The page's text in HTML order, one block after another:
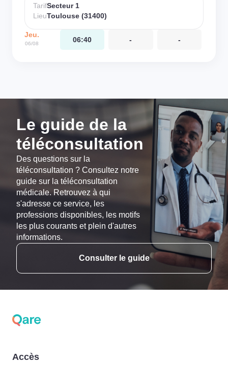
TarifSecteur 1
LieuToulouse (31400)
Jeu.
06/08 06:40 - -
Le guide de la
téléconsultation
Des questions sur la
téléconsultation ? Consultez notre
guide sur la téléconsultation
médicale. Retrouvez à qui
s'adresse ce service, les
professions disponibles, les motifs
les plus courants et plein d'autres
informations.
Consulter le guide
Accès